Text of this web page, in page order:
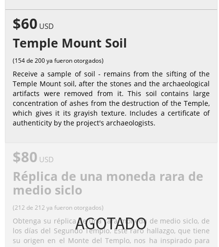
$60 USD
Temple Mount Soil
(154 de 200 ya fueron otorgados)
Receive a sample of soil - remains from the sifting of the
Temple Mount soil, after the stones and the archaeological
artifacts were removed from it. This soil contains large
concentration of ashes from the destruction of the Temple,
which gives it its grayish texture. Includes a certificate of
authenticity by the project's archaeologists.
AGOTADO
$80 USD
Réplica de una moneda rara de
medio siclo
(212 de 212 ya fueron otorgados)
Obtenga su réplica de una rara moneda de medio siclo, de
los días del Segundo Templo. Este raro hallazgo, que tiene
su origen en el Monte del Templo, nos ha inspirado para